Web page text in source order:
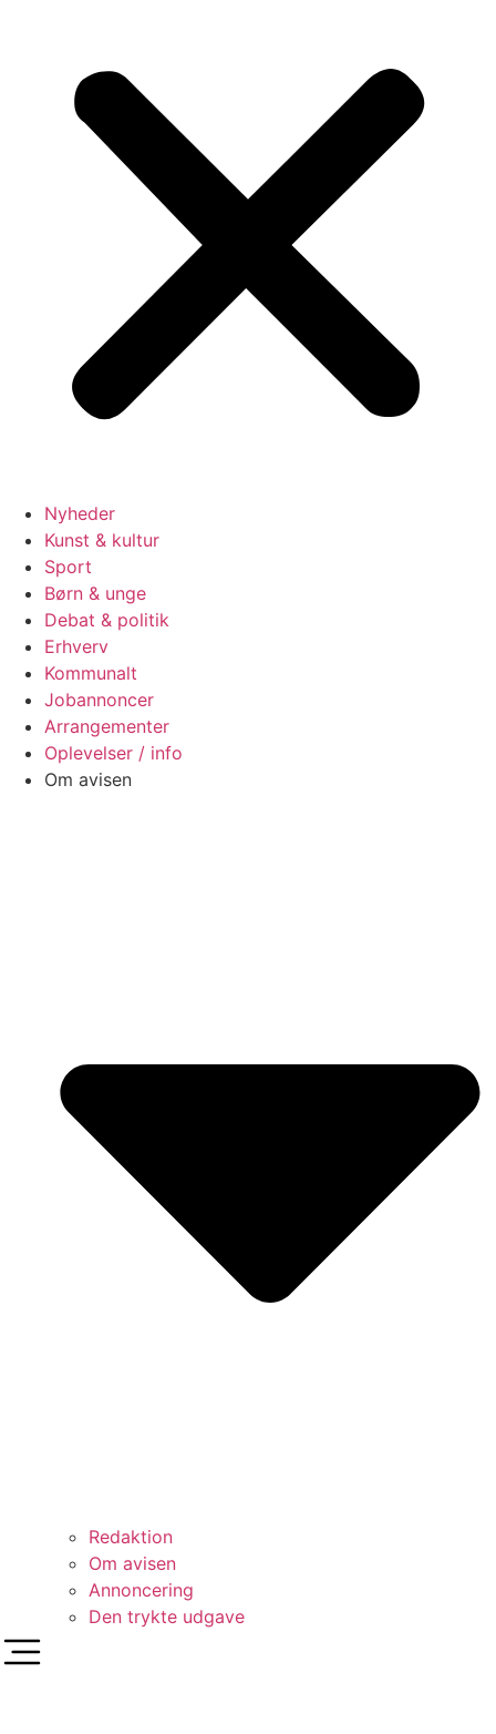
Nyheder
Kunst & kultur
Sport
Børn & unge
Debat & politik
Erhverv
Kommunalt
Jobannoncer
Arrangementer
Oplevelser / info
Om avisen
Redaktion
Om avisen
Annoncering
Den trykte udgave